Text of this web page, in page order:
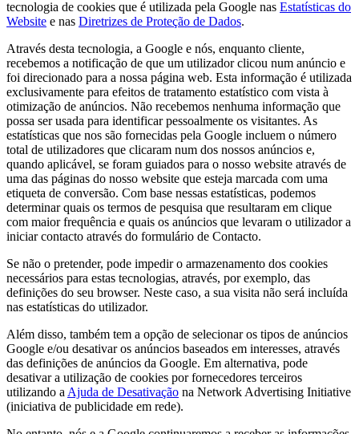
tecnologia de cookies que é utilizada pela Google nas Estatísticas do
Website e nas Diretrizes de Proteção de Dados.
Através desta tecnologia, a Google e nós, enquanto cliente,
recebemos a notificação de que um utilizador clicou num anúncio e
foi direcionado para a nossa página web. Esta informação é utilizada
exclusivamente para efeitos de tratamento estatístico com vista à
otimização de anúncios. Não recebemos nenhuma informação que
possa ser usada para identificar pessoalmente os visitantes. As
estatísticas que nos são fornecidas pela Google incluem o número
total de utilizadores que clicaram num dos nossos anúncios e,
quando aplicável, se foram guiados para o nosso website através de
uma das páginas do nosso website que esteja marcada com uma
etiqueta de conversão. Com base nessas estatísticas, podemos
determinar quais os termos de pesquisa que resultaram em clique
com maior frequência e quais os anúncios que levaram o utilizador a
iniciar contacto através do formulário de Contacto.
Se não o pretender, pode impedir o armazenamento dos cookies
necessários para estas tecnologias, através, por exemplo, das
definições do seu browser. Neste caso, a sua visita não será incluída
nas estatísticas do utilizador.
Além disso, também tem a opção de selecionar os tipos de anúncios
Google e/ou desativar os anúncios baseados em interesses, através
das definições de anúncios da Google. Em alternativa, pode
desativar a utilização de cookies por fornecedores terceiros
utilizando a Ajuda de Desativação na Network Advertising Initiative
(iniciativa de publicidade em rede).